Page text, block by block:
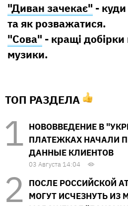
"Диван зачекає" -
та як розважатися.
"Сова" - кращі добірки
музики.
ТОП РАЗДЕЛА
НОВОВВЕДЕНИЕ В
ПЛАТЕЖКАХ НАЧАЛИ
ДАННЫЕ КЛИЕНТОВ
03 Августа 14:04
ПОСЛЕ РОССИЙСКОЙ
МОГУТ ИСЧЕЗНУТЬ ИЗ